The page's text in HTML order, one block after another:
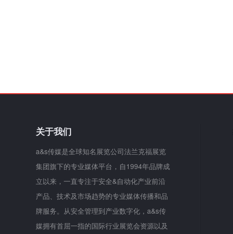
关于我们
a&s传媒是全球知名展览公司法兰克福展览
集团旗下的专业媒体平台，自1994年品牌成
立以来，一直专注于安全&自动化产业前沿
产品、技术及市场趋势的专业媒体传播和品
牌服务。从安全管理到产业数字化，a&s传
媒拥有首屈一指的国际行业展览会资源以及